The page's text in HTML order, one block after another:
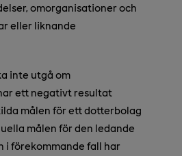
omorganisationer och
eller liknande
inte utgå om
ett negativt resultat
målen för ett dotterbolag
målen för den ledande
i förekommande fall har